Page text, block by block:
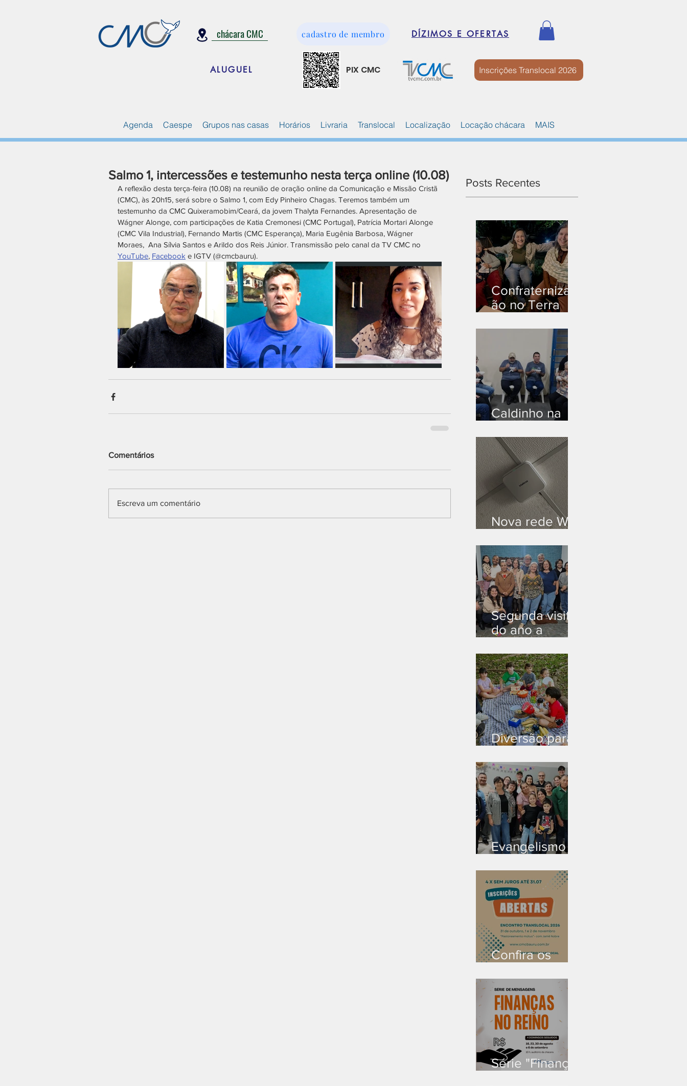
chácara CMC
ALUGUEL
cadastro de membro DÍZIMOS E OFERTAS
PIX CMC Inscrições Translocal 2026
Agenda Caespe Grupos nas casas Horários Livraria Translocal Localização Locação chácara MAIS
Salmo 1, intercessões e testemunho nesta terça online (10.08)
A reflexão desta terça-feira (10.08) na reunião de oração online da Comunicação e Missão Cristã
(CMC), às 20h15, será sobre o Salmo 1, com Edy Pinheiro Chagas. Teremos também um
testemunho da CMC Quixeramobim/Ceará, da jovem Thalyta Fernandes. Apresentação de
Wágner Alonge, com participações de Katia Cremonesi (CMC Portugal), Patrícia Mortari Alonge
(CMC Vila Industrial), Fernando Martis (CMC Esperança), Maria Eugênia Barbosa, Wágner
Moraes,  Ana Sílvia Santos e Arildo dos Reis Júnior. Transmissão pelo canal da TV CMC no
YouTube, Facebook e IGTV (@cmcbauru).
Comentários
Escreva um comentário
Posts Recentes
Confraternizaç
ão no Terra
Caldinho na
Nova rede Wi-
Segunda visita
do ano a
Diversão para
Evangelismo
Confira os
Série "Finanças